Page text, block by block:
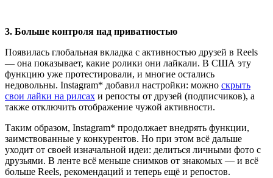
3. Больше контроля над приватностью
Появилась глобальная вкладка с активностью друзей в Reels
— она показывает, какие ролики они лайкали. В США эту
функцию уже протестировали, и многие остались
недовольны. Instagram* добавил настройки: можно скрыть
свои лайки на рилсах и репосты от друзей (подписчиков), а
также отключить отображение чужой активности.
Таким образом, Instagram* продолжает внедрять функции,
заимствованные у конкурентов. Но при этом всё дальше
уходит от своей изначальной идеи: делиться личными фото с
друзьями. В ленте всё меньше снимков от знакомых — и всё
больше Reels, рекомендаций и теперь ещё и репостов.